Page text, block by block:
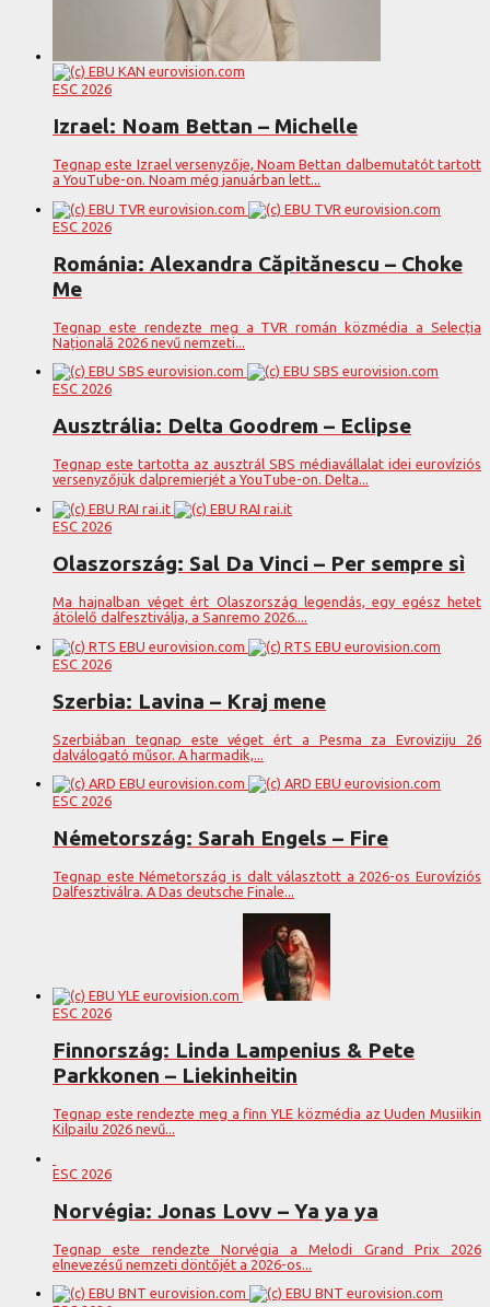
ESC 2026
Izrael: Noam Bettan – Michelle
Tegnap este Izrael versenyzője, Noam Bettan dalbemutatót tartott
a YouTube-on. Noam még januárban lett...
ESC 2026
Románia: Alexandra Căpitănescu – Choke
Me
Tegnap este rendezte meg a TVR román közmédia a Selecția
Națională 2026 nevű nemzeti...
ESC 2026
Ausztrália: Delta Goodrem – Eclipse
Tegnap este tartotta az ausztrál SBS médiavállalat idei eurovíziós
versenyzőjük dalpremierjét a YouTube-on. Delta...
ESC 2026
Olaszország: Sal Da Vinci – Per sempre sì
Ma hajnalban véget ért Olaszország legendás, egy egész hetet
átölelő dalfesztiválja, a Sanremo 2026....
ESC 2026
Szerbia: Lavina – Kraj mene
Szerbiában tegnap este véget ért a Pesma za Evroviziju 26
dalválogató műsor. A harmadik,...
ESC 2026
Németország: Sarah Engels – Fire
Tegnap este Németország is dalt választott a 2026-os Eurovíziós
Dalfesztiválra. A Das deutsche Finale...
ESC 2026
Finnország: Linda Lampenius & Pete
Parkkonen – Liekinheitin
Tegnap este rendezte meg a finn YLE közmédia az Uuden Musiikin
Kilpailu 2026 nevű...
ESC 2026
Norvégia: Jonas Lovv – Ya ya ya
Tegnap este rendezte Norvégia a Melodi Grand Prix 2026
elnevezésű nemzeti döntőjét a 2026-os...